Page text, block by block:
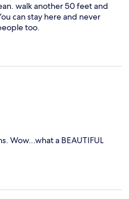
walk another 50 feet and
can stay here and never
too.
Wow...what a BEAUTIFUL